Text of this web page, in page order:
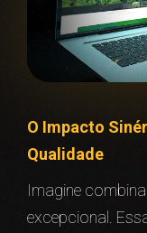
O Impacto
Qualidade
Imagine
excepcional.